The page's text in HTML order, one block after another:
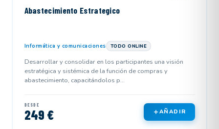
Abastecimiento Estrategico
Informática y comunicaciones TODO ONLINE
Desarrollar y consolidar en los participantes una visión
estratégica y sistémica de la función de compras y
abastecimiento, capacitándolos p...
DESDE
249 € AÑADIR